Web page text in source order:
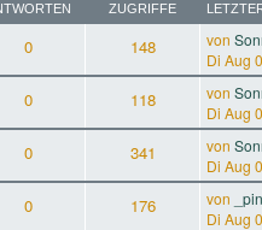
ZUGRIFFE
0 148 von
Di Aug
0 118 von
Di Aug
0 341 von
Di Aug
0 176 von
Di Aug